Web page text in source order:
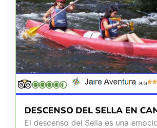
(4.5)
DESCENSO DEL SELLA EN
El descenso del Sella es una